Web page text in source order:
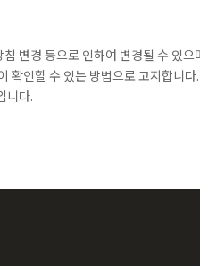
변경 등으로 인하여 변경될 수 있으
확인할 수 있는 방법으로 고지합니
니다.